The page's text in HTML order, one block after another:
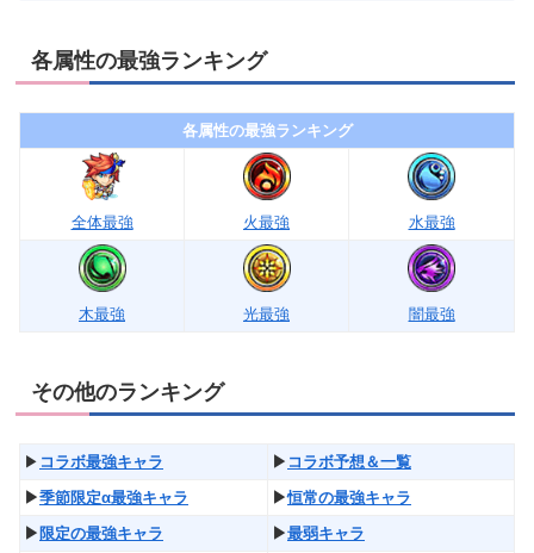
各属性の最強ランキング
各属性の最強ランキング
全体最強 火最強 水最強
木最強 光最強 闇最強
その他のランキング
▶︎ コラボ最強キャラ ▶︎ コラボ予想＆一覧
▶︎季節限定α最強キャラ ▶︎恒常の最強キャラ
▶︎ 限定の最強キャラ ▶︎最弱キャラ